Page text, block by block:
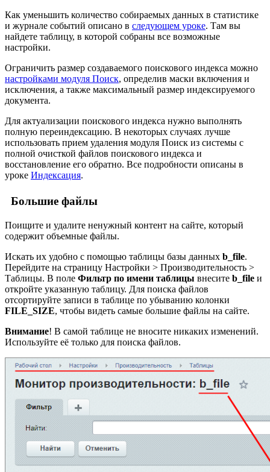
Как уменьшить количество собираемых данных в статистике
и журнале событий описано в следующем уроке. Там вы
найдете таблицу, в которой собраны все возможные
настройки.
Ограничить размер создаваемого поискового индекса можно
настройками модуля Поиск, определив маски включения и
исключения, а также максимальный размер индексируемого
документа.
Для актуализации поискового индекса нужно выполнять
полную переиндексацию. В некоторых случаях лучше
использовать прием удаления модуля Поиск из системы с
полной очисткой файлов поискового индекса и
восстановление его обратно. Все подробности описаны в
уроке Индексация.
Большие файлы
Поищите и удалите ненужный контент на сайте, который
содержит объемные файлы.
Искать их удобно с помощью таблицы базы данных b_file.
Перейдите на страницу Настройки > Производительность >
Таблицы. В поле Фильтр по имени таблицы внесите b_file и
откройте указанную таблицу. Для поиска файлов
отсортируйте записи в таблице по убыванию колонки
FILE_SIZE, чтобы видеть самые большие файлы на сайте.
Внимание! В самой таблице не вносите никаких изменений.
Используйте её только для поиска файлов.